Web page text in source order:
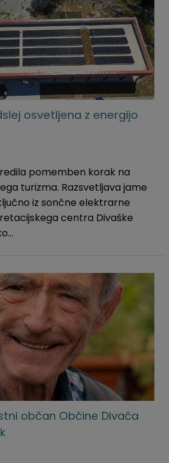
osvetljena z energijo
pomemben korak na
turizma. Razsvetljava jame
iz sončne elektrarne
centra Divaške
občan Občine Divača
značaja